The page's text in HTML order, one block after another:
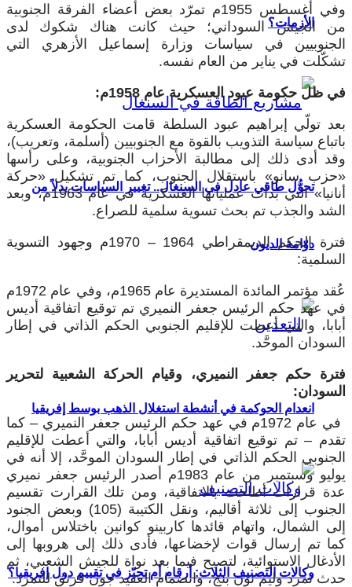
الأزمات؟
تحوُّل طاقي عادل في السنغال.. تغيير السياسات بدلاً من
دوّامة الديون
انعدام الحوكمة في أنشطة استغلال الذهب بوسط إفريقيا
وكالات التصنيف الثلاث: أرقام أم تحيّز في تقييم دول إفريقيا؟
وفي أغسطس 1955م تمرّد بعض أعضاء الفرقة الجنوبية
من الجيش السوداني؛ حيث كانت هناك شكوك لدى
الجنوبيين في سياسات وزارة إسماعيل الأزهري التي
تشكّلت في يناير من العام نفسه.
في ظل حكومة عبود العسكرية عام 1958م:
بعد تولّي إبراهيم عبود السلطة قامت الحكومة العسكرية
باتباع سياسة التذويب بالقوة مع الجنوبيين (أسلمة، وتعريب)،
وقد أدى ذلك إلى مطالبة الأحزاب الجنوبية، وعلى رأسها
«حزب سانو» باستقلال الجنوب، كما تم تشكيل «حركة
أنانيا» التي بدأت عملياتها العسكرية في عام 1963م، وبعد
الشد والجذب تم بحث تسوية سلمية للصراع.
فترة الحكم الديمقراطي 1964 – 1970م وجهود التسوية
السلمية:
عُقد مؤتمر المائدة المستديرة عام 1965م، وفي عام 1972م
في عهد حكم الرئيس جعفر النميري تم توقيع اتفاقية أديس
أبابا، والتي أعطت للإقليم الجنوبي الحكم الذاتي في إطار
السودان الموحَّد.
فترة حكم جعفر النميري، وقيام الحركة الشعبية لتحرير
السودان:
في عام 1972م في عهد حكم الرئيس جعفر النميري – كما
تقدم – تم توقيع اتفاقية أديس أبابا، والتي أعطت للإقليم
الجنوبي الحكم الذاتي في إطار السودان الموحَّد، إلا أنه في
يوليو وسبتمبر من عام 1983م أصدر الرئيس جعفر نميري
عدة قرارات أطاحت بالاتفاقية، ومن تلك القرارت تقسيم
الجنوب إلى ثلاثة أقاليم، ونقل الكتيبة (105) وبعض الجنود
إلى الشمال، واتهام قائدها كاربينو كوانين باختلاس أموال،
كما تم إرسال قوات لإخضاعها، فأدى ذلك إلى هروبها إلى
الأدغال الاستوائية، لتصبح فيما بعد نواة للجيش الشعبي، ثم
حدث تمرد وليم نون بنج، وانضمام العقيد جون قرنق للتمرد.